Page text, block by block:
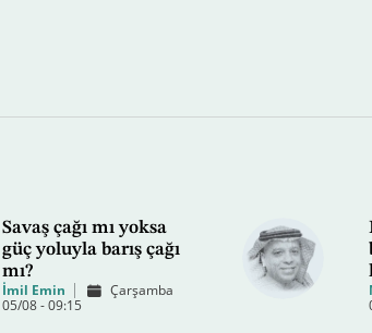
Savaş çağı mı yoksa
güç yoluyla barış çağı
mı?
İmil Emin
Çarşamba
05/08 - 09:15